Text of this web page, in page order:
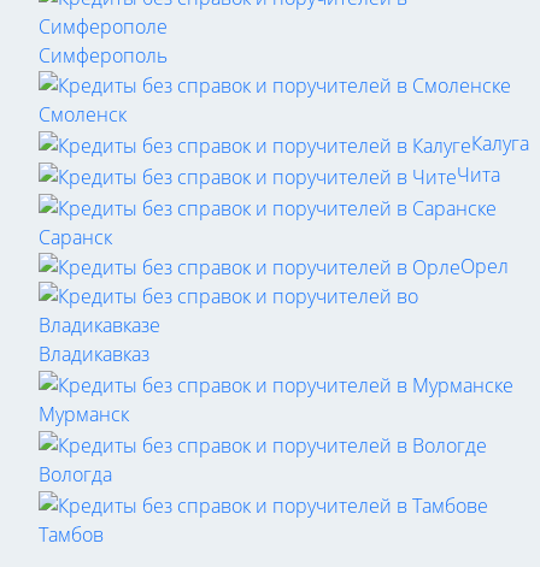
Симферополь
Смоленск
Калуга
Чита
Саранск
Орел
Владикавказ
Мурманск
Вологда
Тамбов